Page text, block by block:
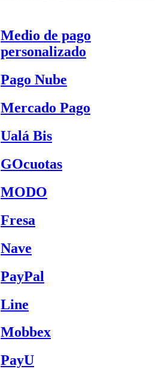
Medio de pago
personalizado
Pago Nube
Mercado Pago
Ualá Bis
GOcuotas
MODO
Fresa
Nave
PayPal
Line
Mobbex
PayU